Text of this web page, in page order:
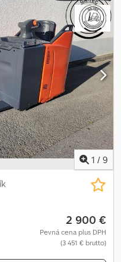
mm Length/Width/Height:
918 kg Battery from: 2015
approx. 15%
refer to the hours
We are happy to
An additional 250–300
available for you.
also interested in buying
You can reach us during
PM. We look forward to
sale and errors in this
the machine is sold as-is,
guarantee, subject to 1 / 9
2 900 €
Pevná cena plus DPH
(3 451 € brutto)